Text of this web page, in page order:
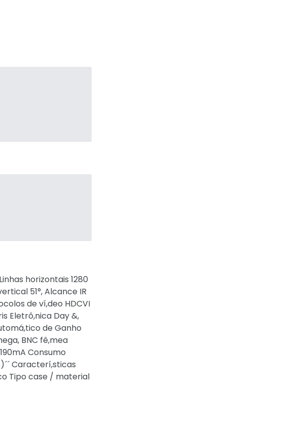
horizontais 1280
51°, Alcance IR
de ví,deo HDCVI
Eletrô,nica Day &,
de Ganho
BNC fê,mea
Consumo
Caracterí,sticas
Tipo case / material